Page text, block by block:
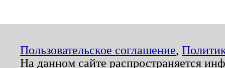
Пользовательское соглашение,
На данном сайте распространяется